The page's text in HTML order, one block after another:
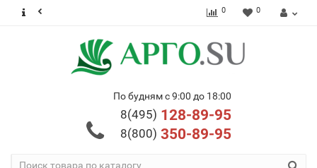
0 0
По будням с 9:00 до 18:00
8(495) 128-89-95
8(800) 350-89-95